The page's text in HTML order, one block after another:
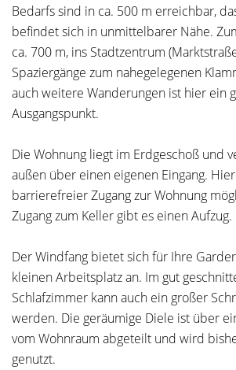
Bedarfs sind in ca. 500 m erreichbar,
befindet sich in unmittelbarer Nähe.
ca. 700 m, ins Stadtzentrum
Spaziergänge zum nahegelegenen
auch weitere Wanderungen ist hier ein
Ausgangspunkt.
Die Wohnung liegt im Erdgeschoß und
außen über einen eigenen Eingang.
barrierefreier Zugang zur Wohnung
Zugang zum Keller gibt es einen Aufzug.
Der Windfang bietet sich für Ihre
kleinen Arbeitsplatz an. Im gut
Schlafzimmer kann auch ein großer
werden. Die geräumige Diele ist über
vom Wohnraum abgeteilt und wird
genutzt.